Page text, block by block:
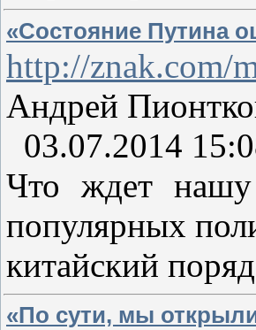
«Состояние Путина
http://znak.com/
Андрей
03.07.2014
Что ждет нашу
популярных
китайский
«По сути, мы